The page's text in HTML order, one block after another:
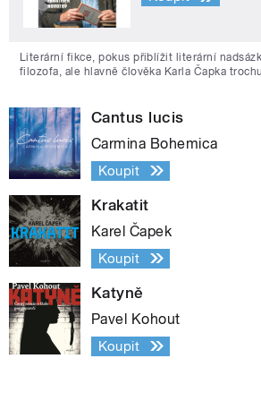
Literární fikce, pokus přiblížit literární
filozofa, ale hlavně člověka Karla Čapka
Cantus lucis
Carmina Bohemica
Koupit
Krakatit
Karel Čapek
Koupit
Katyně
Pavel Kohout
Koupit